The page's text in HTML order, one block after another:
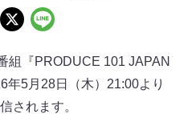
組『PRODUCE 101 JAPAN
年5月28日（木）21:00より
されます。